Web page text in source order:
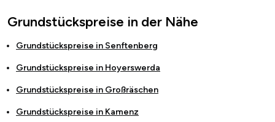
Grundstückspreise in der Nähe
Grundstückspreise in Senftenberg
Grundstückspreise in Hoyerswerda
Grundstückspreise in Großräschen
Grundstückspreise in Kamenz